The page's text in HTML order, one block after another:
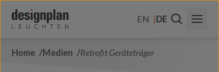
EN
DE
Über Uns
Home Medien Retrofit Geräteträger